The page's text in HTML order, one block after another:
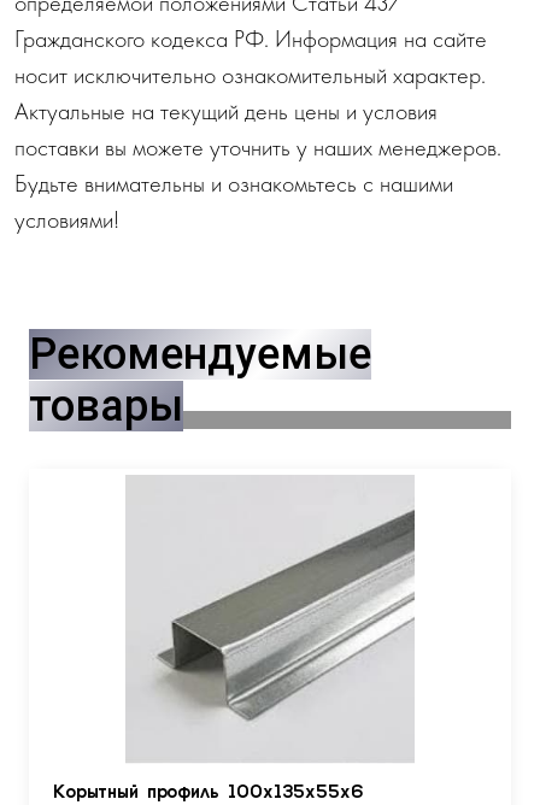
Гражданского кодекса РФ. Информация на сайте
носит исключительно ознакомительный характер.
Актуальные на текущий день цены и условия
поставки вы можете уточнить у наших менеджеров.
Будьте внимательны и ознакомьтесь с нашими
условиями!
Рекомендуемые
товары
Корытный профиль 100х135х55х6